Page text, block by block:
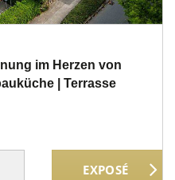
im Herzen von
| Terrasse